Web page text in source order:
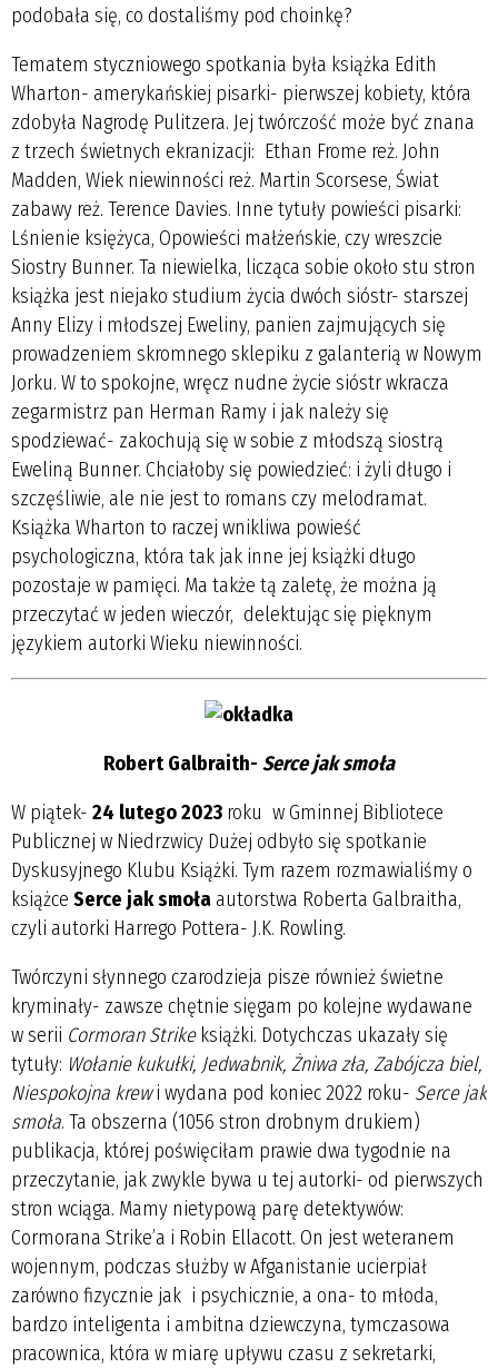
podobała się, co dostaliśmy pod choinkę?
Tematem styczniowego spotkania była książka Edith
Wharton- amerykańskiej pisarki- pierwszej kobiety, która
zdobyła Nagrodę Pulitzera. Jej twórczość może być znana
z trzech świetnych ekranizacji: Ethan Frome reż. John
Madden, Wiek niewinności reż. Martin Scorsese, Świat
zabawy reż. Terence Davies. Inne tytuły powieści pisarki:
Lśnienie księżyca, Opowieści małżeńskie, czy wreszcie
Siostry Bunner. Ta niewielka, licząca sobie około stu stron
książka jest niejako studium życia dwóch sióstr- starszej
Anny Elizy i młodszej Eweliny, panien zajmujących się
prowadzeniem skromnego sklepiku z galanterią w Nowym
Jorku. W to spokojne, wręcz nudne życie sióstr wkracza
zegarmistrz pan Herman Ramy i jak należy się
spodziewać- zakochują się w sobie z młodszą siostrą
Eweliną Bunner. Chciałoby się powiedzieć: i żyli długo i
szczęśliwie, ale nie jest to romans czy melodramat.
Książka Wharton to raczej wnikliwa powieść
psychologiczna, która tak jak inne jej książki długo
pozostaje w pamięci. Ma także tą zaletę, że można ją
przeczytać w jeden wieczór, delektując się pięknym
językiem autorki Wieku niewinności.
Robert Galbraith- Serce jak smoła
W piątek- 24 lutego 2023 roku w Gminnej Bibliotece
Publicznej w Niedrzwicy Dużej odbyło się spotkanie
Dyskusyjnego Klubu Książki. Tym razem rozmawialiśmy o
książce Serce jak smoła autorstwa Roberta Galbraitha,
czyli autorki Harrego Pottera- J.K. Rowling.
Twórczyni słynnego czarodzieja pisze również świetne
kryminały- zawsze chętnie sięgam po kolejne wydawane
w serii Cormoran Strikeksiążki. Dotychczas ukazały się
tytuły: Wołanie kukułki, Jedwabnik, Żniwa zła, Zabójcza biel,
Niespokojna krewi wydana pod koniec 2022 roku- Serce jak
smoła. Ta obszerna (1056 stron drobnym drukiem)
publikacja, której poświęciłam prawie dwa tygodnie na
przeczytanie, jak zwykle bywa u tej autorki- od pierwszych
stron wciąga. Mamy nietypową parę detektywów:
Cormorana Strike’a i Robin Ellacott. On jest weteranem
wojennym, podczas służby w Afganistanie ucierpiał
zarówno fizycznie jak i psychicznie, a ona- to młoda,
bardzo inteligenta i ambitna dziewczyna, tymczasowa
pracownica, która w miarę upływu czasu z sekretarki,